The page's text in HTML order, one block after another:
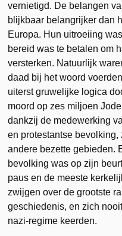
vernietigd. De belangen
blijkbaar belangrijker dan
Europa. Hun uitroeiing
bereid was te betalen om
versterken. Natuurlijk
daad bij het woord
uiterst gruwelijke logica
moord op zes miljoen
dankzij de medewerking
en protestantse
andere bezette gebieden.
bevolking was op zijn
paus en de meeste
zwijgen over de grootste
geschiedenis, en zich
nazi-regime keerden.